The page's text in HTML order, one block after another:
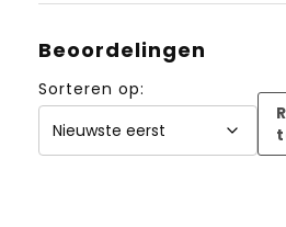
Beoordelingen
Sorteren op: